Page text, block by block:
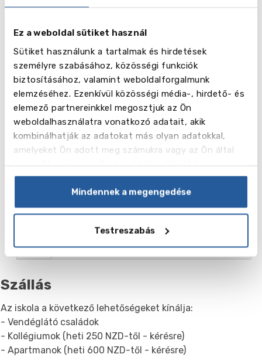
Ez a weboldal sütiket használ
Sütiket használunk a tartalmak és hirdetések
személyre szabásához, közösségi funkciók
biztosításához, valamint weboldalforgalmunk
elemzéséhez. Ezenkívül közösségi média-, hirdető- és
elemező partnereinkkel megosztjuk az Ön
weboldalhasználatra vonatkozó adatait, akik
kombinálhatják az adatokat más olyan adatokkal,
amelyeket Ön adott meg számukra vagy az Ön által
Mindennek a megengedése
Testreszabás
Név
Hét
Ár ,
NZD
Teljes idejű tanfolyam (23 óra x 60 perc hetente)
495.00
Név
Hét
NZD
Szállás
Az iskola a következő lehetőségeket kínálja:
- Vendéglátó családok
- Kollégiumok (heti 250 NZD-től - kérésre)
- Apartmanok (heti 600 NZD-től - kérésre)